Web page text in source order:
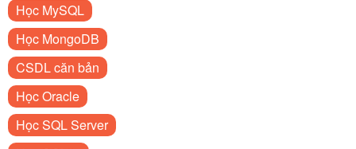
Học MySQL
Học MongoDB
CSDL căn bản
Học Oracle
Học SQL Server